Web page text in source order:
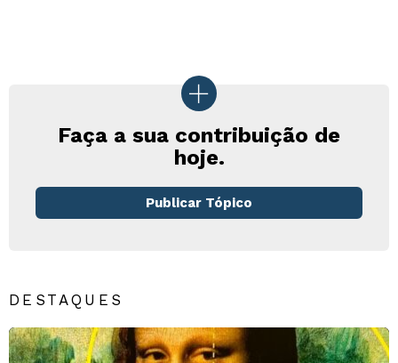
Faça a sua contribuição de
hoje.
Publicar Tópico
DESTAQUES